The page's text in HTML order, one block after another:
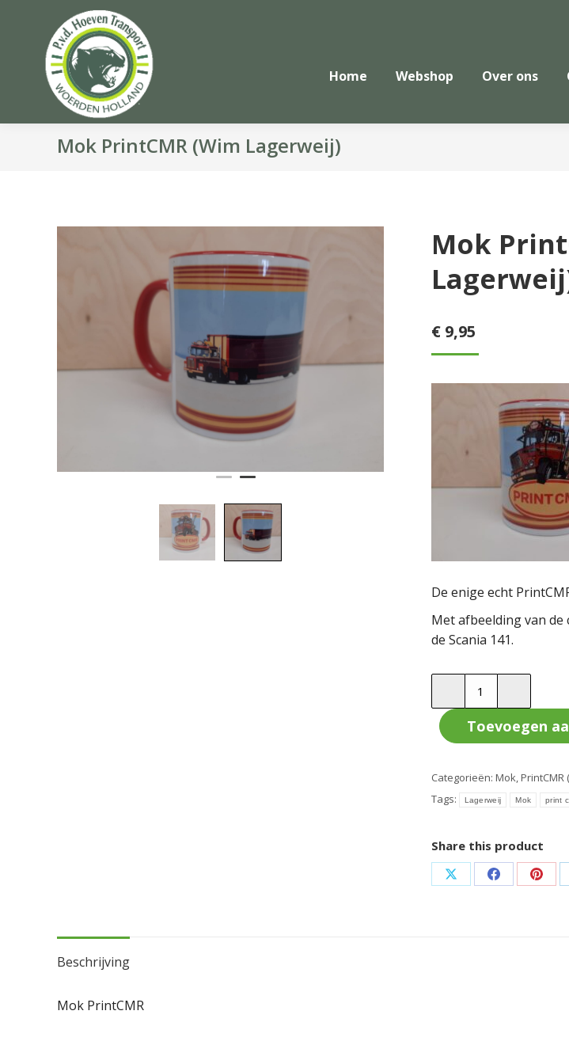
Home Webshop Over ons
Mok PrintCMR (Wim Lagerweij)
Mok
€9,95
De enige echt
Met afbeelding van
de Scania 141.
(Wim
Lagerweij)
Toevoegen
Categorieën: Mok,PrintCMR
Tags:
Lagerweij Mok print
Share this product
Deel
Deel
Deel
Beschrijving
Mok PrintCMR